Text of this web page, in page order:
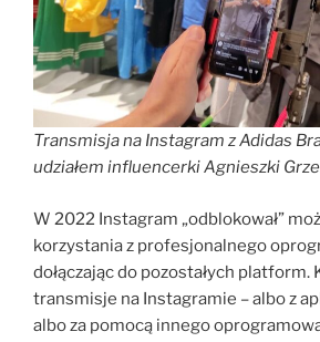
Transmisja na Instagram z Adidas
udziałem influencerki Agnieszki
W 2022 Instagram „odblokował”
korzystania z profesjonalnego
dołączając do pozostałych platform.
transmisje na Instagramie – albo z
albo za pomocą innego